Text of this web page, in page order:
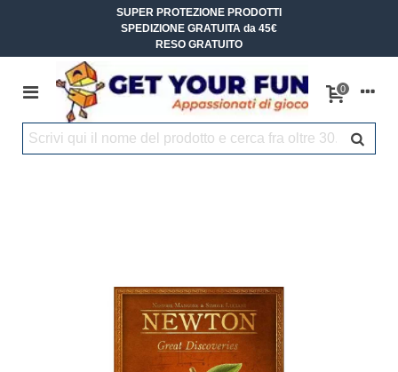
SUPER PROTEZIONE PRODOTTI
SPEDIZIONE GRATUITA da 45€
RESO GRATUITO
0